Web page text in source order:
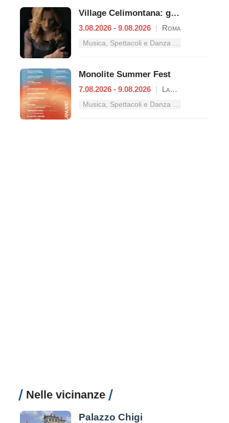
Village Celimontana: gli appuntamenti dal 3 al 9 agosto
3.08.2026 - 9.08.2026 | Roma
Monolite Summer Fest
7.08.2026 - 9.08.2026 | Lanuvio
Nelle vicinanze
Palazzo Chigi